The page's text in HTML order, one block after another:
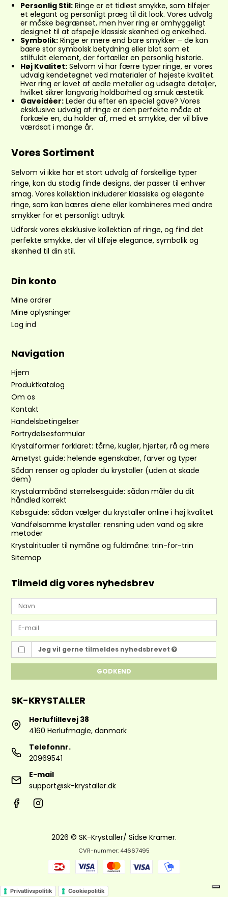
Personlig Stil:Ringe er et tidløst smykke, som tilføjer
et elegant og personligt præg til dit look. Vores udvalg
er måske begrænset, men hver ring er omhyggeligt
designet til at afspejle klassisk skønhed og enkelhed.
Symbolik:Ringe er mere end bare smykker – de kan
bære stor symbolsk betydning eller blot som et
stilfuldt element, der fortæller en personlig historie.
Høj Kvalitet:Selvom vi har færre typer ringe, er vores
udvalg kendetegnet ved materialer af højeste kvalitet.
Hver ring er lavet af ædle metaller og udsøgte detaljer,
hvilket sikrer langvarig holdbarhed og smuk æstetik.
Gaveidéer:Leder du efter en speciel gave? Vores
eksklusive udvalg af ringe er den perfekte måde at
forkæle en, du holder af, med et smykke, der vil blive
værdsat i mange år.
Vores Sortiment
Selvom vi ikke har et stort udvalg af forskellige typer
ringe, kan du stadig finde designs, der passer til enhver
smag. Vores kollektion inkluderer klassiske og elegante
ringe, som kan bæres alene eller kombineres med andre
smykker for et personligt udtryk.
Udforsk vores eksklusive kollektion af ringe, og find det
perfekte smykke, der vil tilføje elegance, symbolik og
skønhed til din stil.
Din konto
Mine ordrer
Mine oplysninger
Log ind
Navigation
Hjem
Produktkatalog
Om os
Kontakt
Handelsbetingelser
Fortrydelsesformular
Krystalformer forklaret: tårne, kugler, hjerter, rå og mere
Ametyst guide: helende egenskaber, farver og typer
Sådan renser og oplader du krystaller (uden at skade
dem)
Krystalarmbånd størrelsesguide: sådan måler du dit
håndled korrekt
Købsguide: sådan vælger du krystaller online i høj kvalitet
Vandfølsomme krystaller: rensning uden vand og sikre
metoder
Krystalritualer til nymåne og fuldmåne: trin-for-trin
Sitemap
Tilmeld dig vores nyhedsbrev
Jeg vil gerne tilmeldes nyhedsbrevet
GODKEND
SK-KRYSTALLER
Herluflillevej 38
4160 Herlufmagle, danmark
Telefonnr.
20969541
E-mail
support@sk-krystaller.dk
2026 © SK-Krystaller/ Sidse Kramer.
CVR-nummer: 44667495
Privatlivspolitik Cookiepolitik